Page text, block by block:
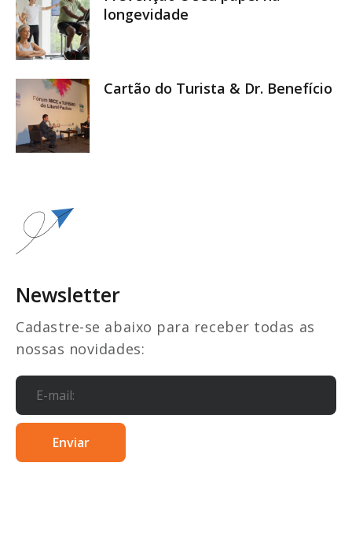
longevidade
Cartão do Turista & Dr. Benefício
Newsletter
Cadastre-se abaixo para receber todas as
nossas novidades: